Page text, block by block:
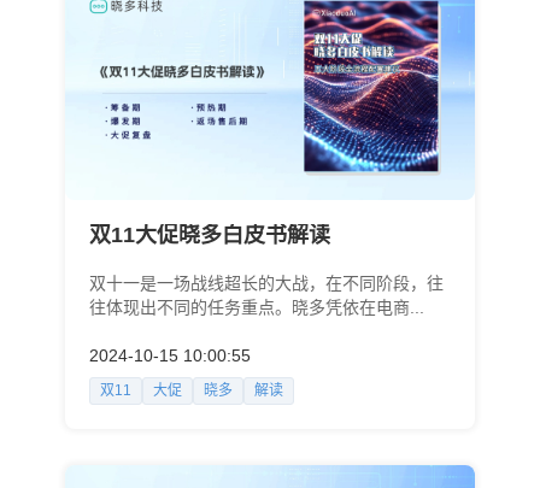
双11大促晓多白皮书解读
双十一是一场战线超长的大战，在不同阶段，往
往体现出不同的任务重点。晓多凭依在电商...
2024-10-15 10:00:55
双11 大促 晓多 解读